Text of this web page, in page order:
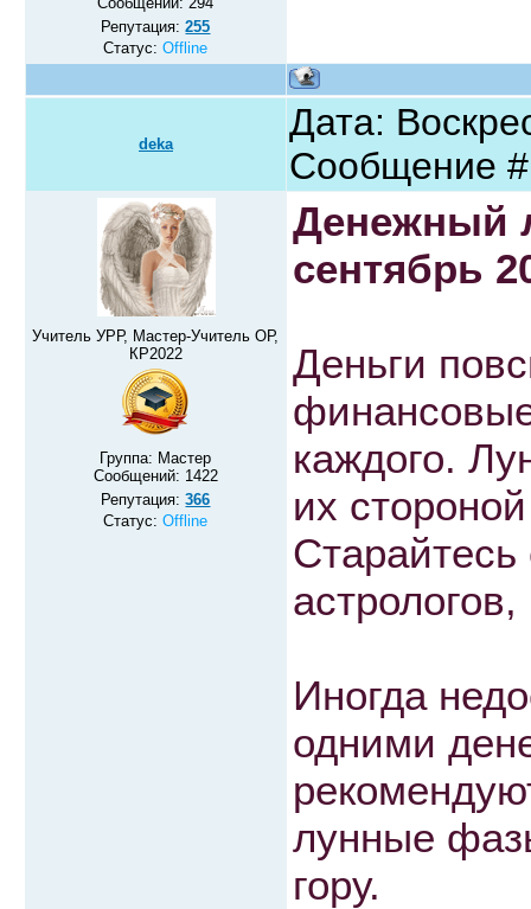
Репутация:255
Статус:Offline
deka
Дата:
Сообщение
Учитель УРР, Мастер-Учитель ОР,
КР2022
Группа: Мастер
Сообщений: 1422
Репутация:366
Статус:Offline
Денежный
сентябрь
Деньги
каждого.
их
Иногда
одними
лунные
гору.